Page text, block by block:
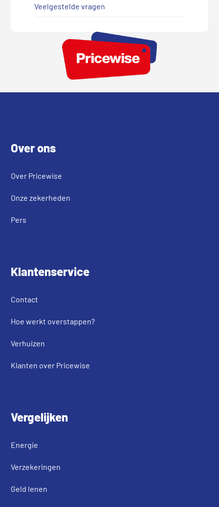
Veelgestelde vragen
Over ons
Over Pricewise
Onze zekerheden
Pers
Klantenservice
Contact
Hoe werkt overstappen?
Verhuizen
Klanten over Pricewise
Vergelijken
Energie
Verzekeringen
Geld lenen